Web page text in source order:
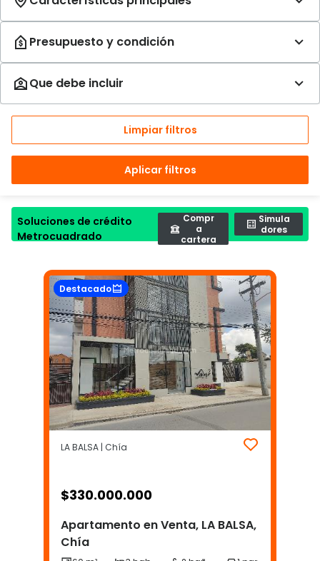
Limpiar filtros
Aplicar filtros
Soluciones de crédito
Metrocuadrado
Compr
a
cartera
Simula
dores
Destacado
LA BALSA | Chía
$330.000.000
Apartamento en Venta, LA BALSA,
Chía